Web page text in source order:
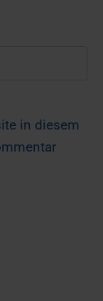
in diesem